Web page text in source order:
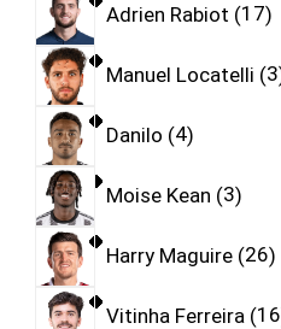
Adrien Rabiot 17
Manuel Locatelli 3
Danilo 4
Moise Kean 3
Harry Maguire 26
Vitinha Ferreira 16